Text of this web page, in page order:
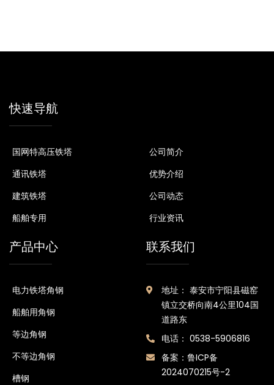
快速导航
国网特高压铁塔
通讯铁塔
建筑铁塔
船舶专用
公司简介
优势介绍
公司动态
行业资讯
产品中心
电力铁塔角钢
船舶用角钢
等边角钢
不等边角钢
槽钢
联系我们
地址： 泰安市宁阳县磁窑
镇立交桥向南4公里104国
道路东
电话： 0538-5906816
备案： 鲁ICP备
2024070215号-2